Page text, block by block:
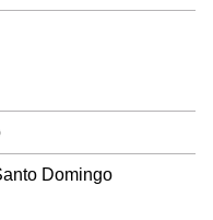
Domingo